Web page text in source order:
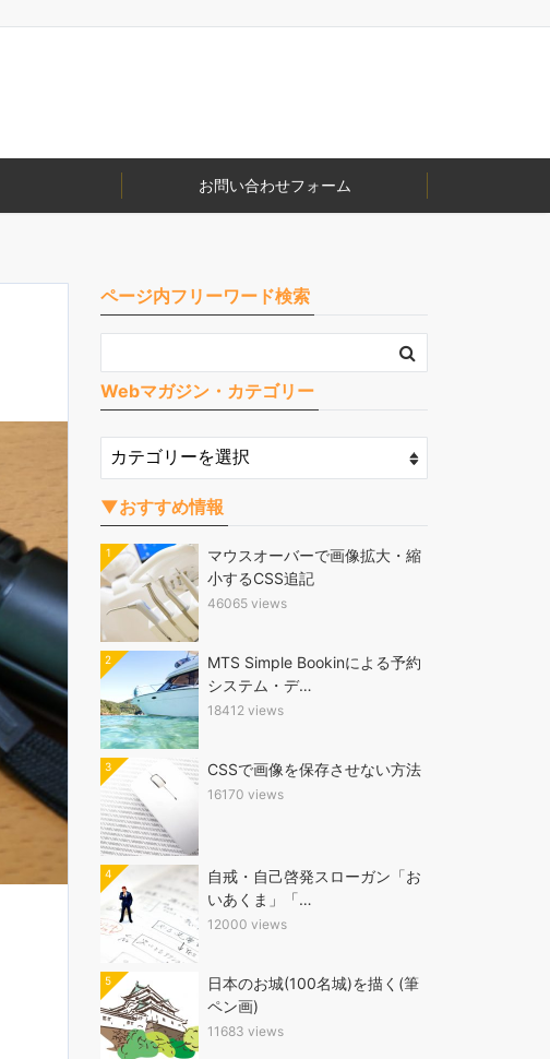
お問い合わせフォーム
ページ内フリーワード検索
Webマガジン・カテゴリー
▼おすすめ情報
1
マウスオーバーで画像拡大・縮
小するCSS追記
46065 views
2
MTS Simple Bookinによる予約
システム・デ…
18412 views
3 CSSで画像を保存させない方法
16170 views
4
自戒・自己啓発スローガン「お
いあくま」「…
12000 views
5
日本のお城(100名城)を描く(筆
ペン画)
11683 views